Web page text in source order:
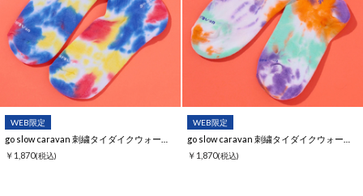
WEB限定
￥1,870(税込)
WEB限定
￥1,870(税込)